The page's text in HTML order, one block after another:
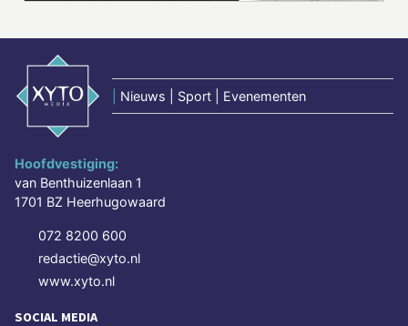
Nieuws | Sport | Evenementen
Hoofdvestiging:
van Benthuizenlaan 1
1701 BZ Heerhugowaard
072 8200 600
redactie@xyto.nl
www.xyto.nl
SOCIAL MEDIA